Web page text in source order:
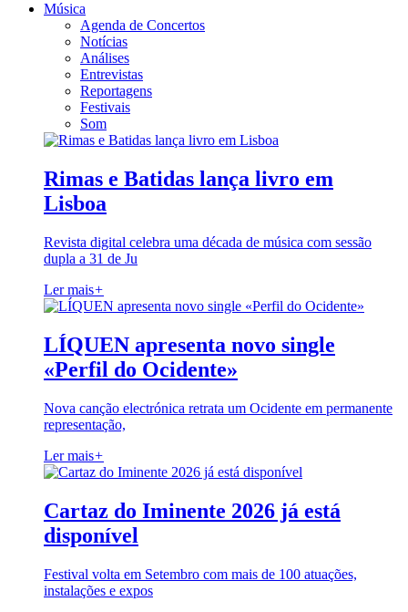
Música
Agenda de Concertos
Notícias
Análises
Entrevistas
Reportagens
Festivais
Som
Rimas e Batidas lança livro em
Lisboa
Revista digital celebra uma década de música com sessão
dupla a 31 de Ju
Ler mais+
LÍQUEN apresenta novo single
«Perfil do Ocidente»
Nova canção electrónica retrata um Ocidente em permanente
representação,
Ler mais+
Cartaz do Iminente 2026 já está
disponível
Festival volta em Setembro com mais de 100 atuações,
instalações e expos